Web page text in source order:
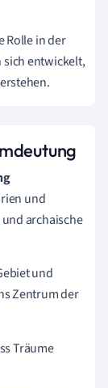
Rolle in der
sich entwickelt,
und
archaische
und
Zentrum der
Träume